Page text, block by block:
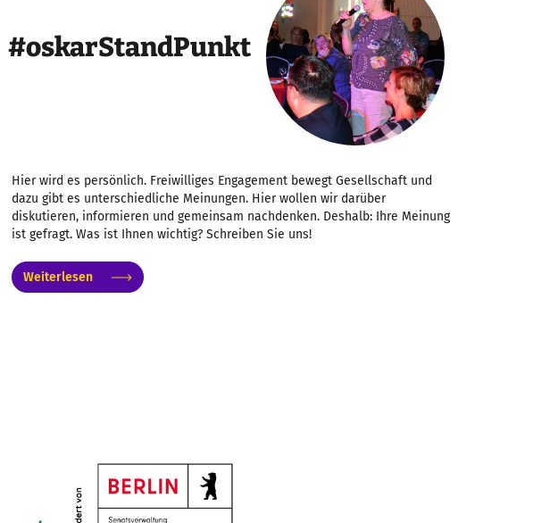
#oskarStandPunkt
Hier wird es persönlich. Freiwilliges Engagement bewegt Gesellschaft und
dazu gibt es unterschiedliche Meinungen. Hier wollen wir darüber
diskutieren, informieren und gemeinsam nachdenken. Deshalb: Ihre Meinung
ist gefragt. Was ist Ihnen wichtig? Schreiben Sie uns!
Weiterlesen